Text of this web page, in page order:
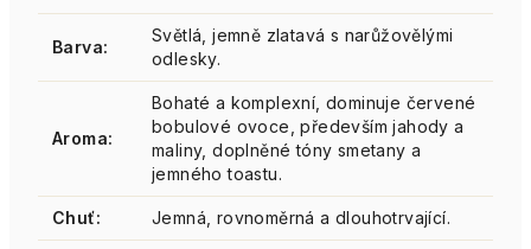
Barva:
Světlá, jemně zlatavá s narůžovělými
odlesky.
Aroma:
Bohaté a komplexní, dominuje červené
bobulové ovoce, především jahody a
maliny, doplněné tóny smetany a
jemného toastu.
Chuť: Jemná, rovnoměrná a dlouhotrvající.